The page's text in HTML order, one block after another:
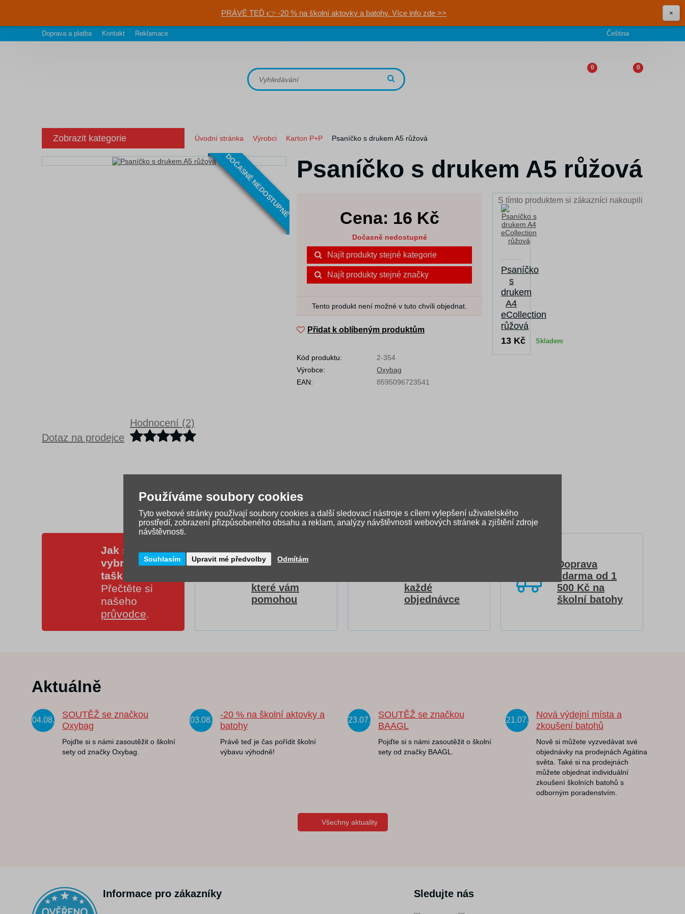
PRÁVĚ TEĎ 👉 -20 % na školní aktovky a batohy. Více info zde >> ×
Doprava a platba Kontakt Reklamace Čeština
0 0
Zobrazit kategorie Úvodní stránka Výrobci Karton P+P Psaníčko s drukem A5 růžová
DOČASNĚ NEDOSTUPNÉ Psaníčko s drukem A5 růžová
Cena: 16 Kč
Dočasně nedostupné
Najít produkty stejné kategorie
Najít produkty stejné značky
Tento produkt není možné v tuto chvíli objednat.
Přidat k oblíbeným produktům
Kód produktu:
2-354
Výrobce:
Oxybag
EAN:
8595096723541
S tímto produktem si zákazníci nakoupili
Psaníčko
s
drukem
A4
eCollection
růžová
13 Kč
Skladem
Dotaz na prodejce
Hodnocení (2)
Jak správně
vybrat školní
tašku?
Přečtěte si
našeho
průvodce.
Video návody
které vám
pomohou
každé
objednávce
Doprava
zdarma od 1
500 Kč na
školní batohy
Aktuálně
04.08.
SOUTĚŽ se značkou
Oxybag
Pojďte si s námi zasoutěžit o školní
sety od značky Oxybag.
03.08.
-20 % na školní aktovky a
batohy
Právě teď je čas pořídit školní
výbavu výhodně!
23.07.
SOUTĚŽ se značkou
BAAGL
Pojďte si s námi zasoutěžit o školní
sety od značky BAAGL.
21.07.
Nová výdejní místa a
zkoušení batohů
Nově si můžete vyzvedávat své
objednávky na prodejnách Agátina
světa. Také si na prodejnách
můžete objednat individuální
zkoušení školních batohů s
odborným poradenstvím.
Všechny aktuality
Informace pro zákazníky Sledujte nás
Používáme soubory cookies
Tyto webové stránky používají soubory cookies a další sledovací nástroje s cílem vylepšení uživatelského
prostředí, zobrazení přizpůsobeného obsahu a reklam, analýzy návštěvnosti webových stránek a zjištění zdroje
návštěvnosti.
Souhlasím Upravit mé předvolby Odmítám